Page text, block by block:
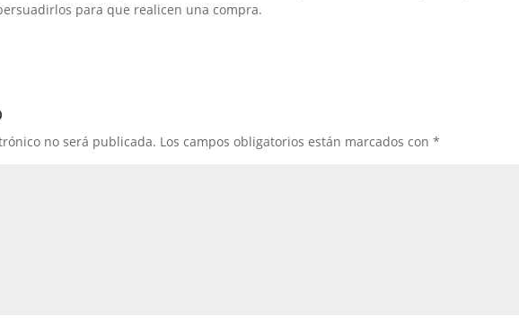
para que realicen una compra.
no será publicada. Los campos obligatorios están marcados con*